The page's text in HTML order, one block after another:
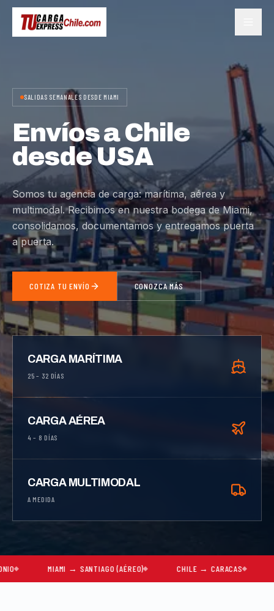
SALIDAS SEMANALES DESDE MIAMI
Envíos a Chile
desde USA
Somos tu agencia de carga: marítima, aérea y
multimodal. Recibimos en nuestra bodega de Miami,
consolidamos, documentamos y entregamos puerta
a puerta.
COTIZA TU ENVÍO CONOZCA MÁS
CARGA MARÍTIMA
25 – 32 DÍAS
CARGA AÉREA
4 – 8 DÍAS
CARGA MULTIMODAL
A MEDIDA
MIAMI → SANTIAGO (AÉREO) CHILE → CARACAS